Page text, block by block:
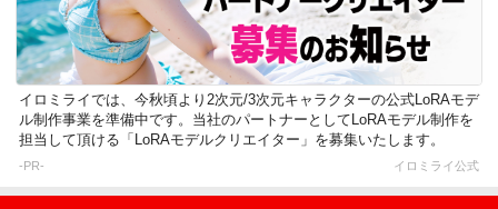
イロミライでは、今秋頃より2次元/3次元キャラクターの公式LoRAモデ
ル制作事業を準備中です。当社のパートナーとしてLoRAモデル制作を
担当して頂ける「LoRAモデルクリエイター」を募集いたします。
-PR- イロミライ公式